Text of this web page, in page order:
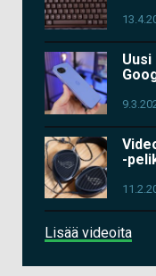
-
Lisää videoita